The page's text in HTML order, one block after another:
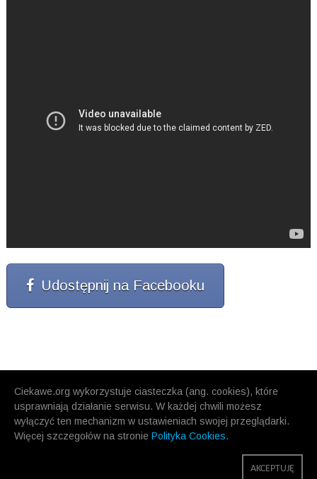
Ciekawe.org wykorzystuje ciasteczka (ang. cookies), które
usprawniają działanie serwisu. W każdej chwili możesz
wyłączyć ten mechanizm w ustawieniach swojej przeglądarki.
Więcej szczegołów na stronie Polityka Cookies.
AKCEPTUJĘ
Udostępnij na Facebooku